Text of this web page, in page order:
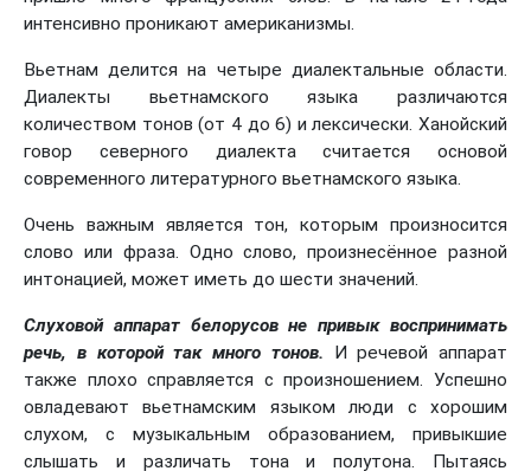
интенсивно проникают американизмы.
Вьетнам делится на четыре диалектальные области.
Диалекты вьетнамского языка различаются
количеством тонов (от 4 до 6) и лексически. Ханойский
говор северного диалекта считается основой
современного литературного вьетнамского языка.
Очень важным является тон, которым произносится
слово или фраза. Одно слово, произнесённое разной
интонацией, может иметь до шести значений.
Слуховой аппарат белорусов не привык воспринимать
речь, в которой так много тонов. И речевой аппарат
также плохо справляется с произношением. Успешно
овладевают вьетнамским языком люди с хорошим
слухом, с музыкальным образованием, привыкшие
слышать и различать тона и полутона. Пытаясь